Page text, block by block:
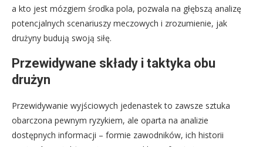
a kto jest mózgiem środka pola, pozwala na głębszą analizę
potencjalnych scenariuszy meczowych i zrozumienie, jak
drużyny budują swoją siłę.
Przewidywane składy i taktyka obu
drużyn
Przewidywanie wyjściowych jedenastek to zawsze sztuka
obarczona pewnym ryzykiem, ale oparta na analizie
dostępnych informacji – formie zawodników, ich historii